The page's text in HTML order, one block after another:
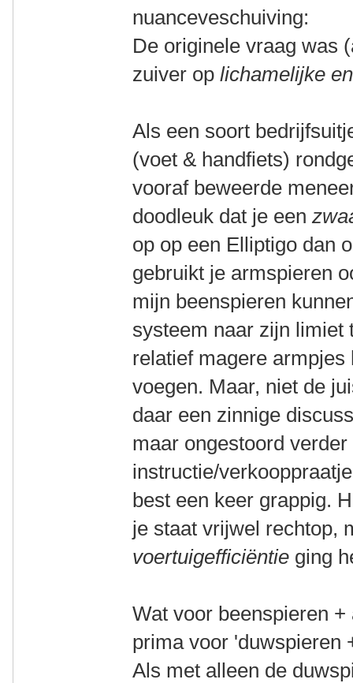
nuanceveschuiving:
De originele vraag was
zuiver oplichamelijke
Als een soort
(voet & handfiets)
vooraf beweerde
doodleuk dat je een
op op een Elliptigo dan
gebruikt je armspieren
mijn beenspieren
systeem naar zijn limiet
relatief magere
voegen. Maar, niet de
daar een zinnige
maar ongestoord
instructie/
best een keer grappig.
je staat vrijwel rechtop,
voertuigefficiëntie ging
Wat voor beenspieren
prima voor 'duwspieren
Als met alleen de